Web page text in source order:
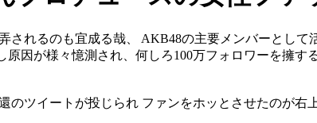
されるのも宜成る哉、 AKB48の主要メンバーとして
原因が様々憶測され、何しろ100万フォロワーを擁
のツイートが投じられ ファンをホッとさせたのが右